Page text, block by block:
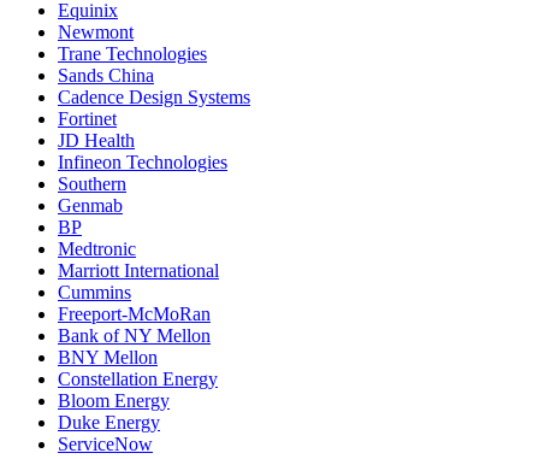
Equinix
Newmont
Trane Technologies
Sands China
Cadence Design Systems
Fortinet
JD Health
Infineon Technologies
Southern
Genmab
BP
Medtronic
Marriott International
Cummins
Freeport-McMoRan
Bank of NY Mellon
BNY Mellon
Constellation Energy
Bloom Energy
Duke Energy
ServiceNow